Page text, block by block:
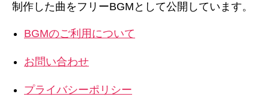
制作した曲をフリーBGMとして公開しています。
BGMのご利用について
お問い合わせ
プライバシーポリシー